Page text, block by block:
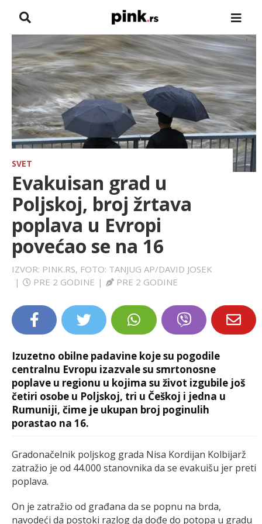
NASLOVNA
VESTI
ZADRUGA
SHOWBIZ
HRONIKA
FARMERI
SPORT
LIFESTYLE
EXTRA
SVET
Evakuisan grad u
Poljskoj, broj žrtava
poplava u Evropi
povećao se na 16
IZVOR: PINK.RS, FOTO: TANJUG AP/DAVID JOSEK
|
PRE 2 GODINE | PRE 2 GODINE
Izuzetno obilne padavine koje su pogodile
centralnu Evropu izazvale su smrtonosne
poplave u regionu u kojima su život izgubile još
četiri osobe u Poljskoj, tri u Češkoj i jedna u
Rumuniji, čime je ukupan broj poginulih
porastao na 16.
Gradonačelnik poljskog grada Nisa Kordijan Kolbijarž
zatražio je od 44.000 stanovnika da se evakuišu jer preti
poplava.
On je zatražio od građana da se popnu na brda,
navodeći da postoki razlog da dođe do potopa u gradu